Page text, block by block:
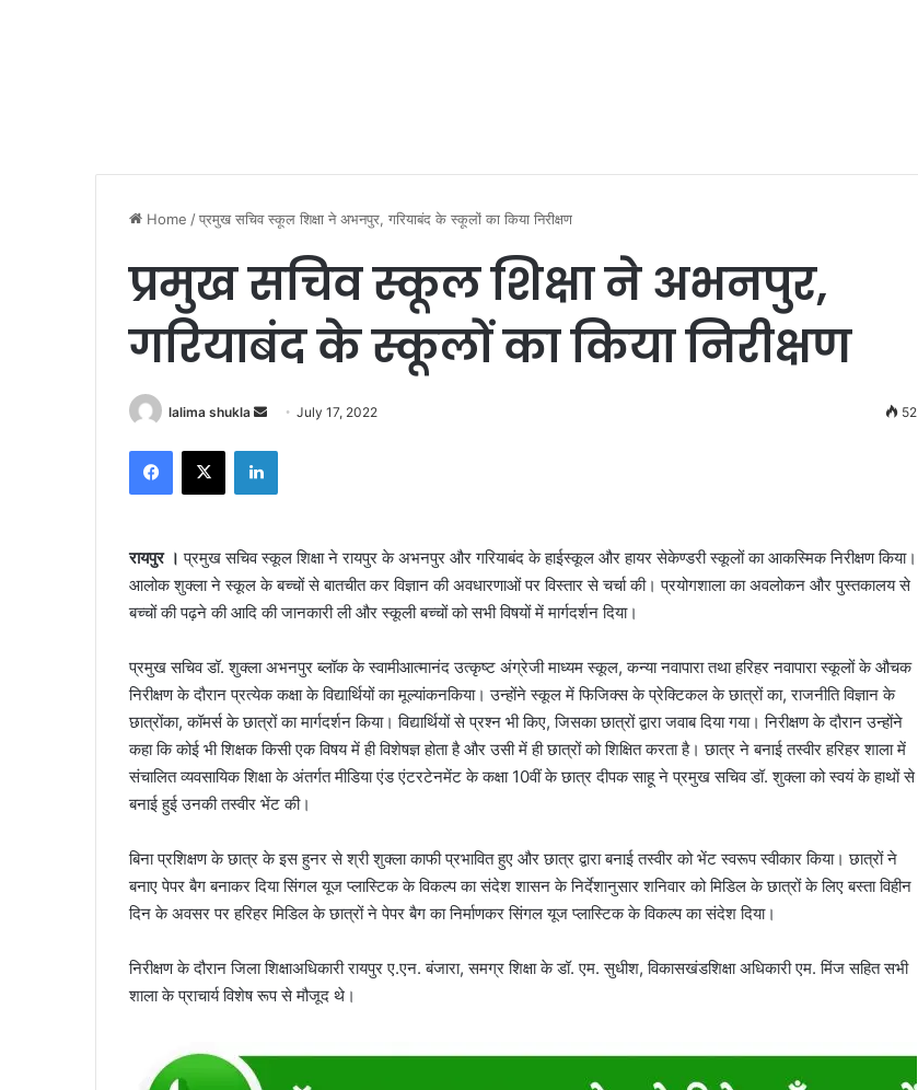
Home /प्रमुख सचिव स्कूल शिक्षा ने अभनपुर, गरियाबंद के स्कूलों का किया निरीक्षण
प्रमुख सचिव स्कूल शिक्षा ने अभनपुर,
गरियाबंद के स्कूलों का किया निरीक्षण
lalima shukla
Send July 17, 2022 52
Facebook
X LinkedIn
रायपुर ।प्रमुख सचिव स्कूल शिक्षा ने रायपुर के अभनपुर और गरियाबंद के हाईस्कूल और हायर सेकेण्डरी स्कूलों का आकस्मिक निरीक्षण किया।
आलोक शुक्ला ने स्कूल के बच्चों से बातचीत कर विज्ञान की अवधारणाओं पर विस्तार से चर्चा की। प्रयोगशाला का अवलोकन और पुस्तकालय से
बच्चों की पढ़ने की आदि की जानकारी ली और स्कूली बच्चों को सभी विषयों में मार्गदर्शन दिया।
प्रमुख सचिव डॉ. शुक्ला अभनपुर ब्लॉक के स्वामीआत्मानंद उत्कृष्ट अंग्रेजी माध्यम स्कूल, कन्या नवापारा तथा हरिहर नवापारा स्कूलों के औचक
निरीक्षण के दौरान प्रत्येक कक्षा के विद्यार्थियों का मूल्यांकनकिया। उन्होंने स्कूल में फिजिक्स के प्रेक्टिकल के छात्रों का, राजनीति विज्ञान के
छात्रोंका, कॉमर्स के छात्रों का मार्गदर्शन किया। विद्यार्थियों से प्रश्न भी किए, जिसका छात्रों द्वारा जवाब दिया गया। निरीक्षण के दौरान उन्होंने
कहा कि कोई भी शिक्षक किसी एक विषय में ही विशेषज्ञ होता है और उसी में ही छात्रों को शिक्षित करता है। छात्र ने बनाई तस्वीर हरिहर शाला में
संचालित व्यवसायिक शिक्षा के अंतर्गत मीडिया एंड एंटरटेनमेंट के कक्षा 10वीं के छात्र दीपक साहू ने प्रमुख सचिव डॉ. शुक्ला को स्वयं के हाथों से
बनाई हुई उनकी तस्वीर भेंट की।
बिना प्रशिक्षण के छात्र के इस हुनर से श्री शुक्ला काफी प्रभावित हुए और छात्र द्वारा बनाई तस्वीर को भेंट स्वरूप स्वीकार किया। छात्रों ने
बनाए पेपर बैग बनाकर दिया सिंगल यूज प्लास्टिक के विकल्प का संदेश शासन के निर्देशानुसार शनिवार को मिडिल के छात्रों के लिए बस्ता विहीन
दिन के अवसर पर हरिहर मिडिल के छात्रों ने पेपर बैग का निर्माणकर सिंगल यूज प्लास्टिक के विकल्प का संदेश दिया।
निरीक्षण के दौरान जिला शिक्षाअधिकारी रायपुर ए.एन. बंजारा, समग्र शिक्षा के डॉ. एम. सुधीश, विकासखंडशिक्षा अधिकारी एम. मिंज सहित सभी
शाला के प्राचार्य विशेष रूप से मौजूद थे।